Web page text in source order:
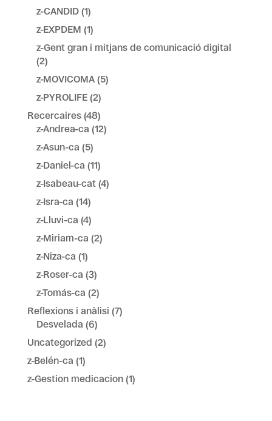
z-CANDID(1)
z-EXPDEM (1)
z-Gent gran i mitjans de comunicació digital
(2)
z-MOVICOMA(5)
z-PYROLIFE(2)
Recercaires(48)
z-Andrea-ca (12)
z-Asun-ca (5)
z-Daniel-ca (11)
z-Isabeau-cat(4)
z-Isra-ca (14)
z-Lluvi-ca (4)
z-Miriam-ca (2)
z-Niza-ca (1)
z-Roser-ca (3)
z-Tomás-ca (2)
Reflexions i anàlisi (7)
Desvelada (6)
Uncategorized (2)
z-Belén-ca (1)
z-Gestion medicacion(1)